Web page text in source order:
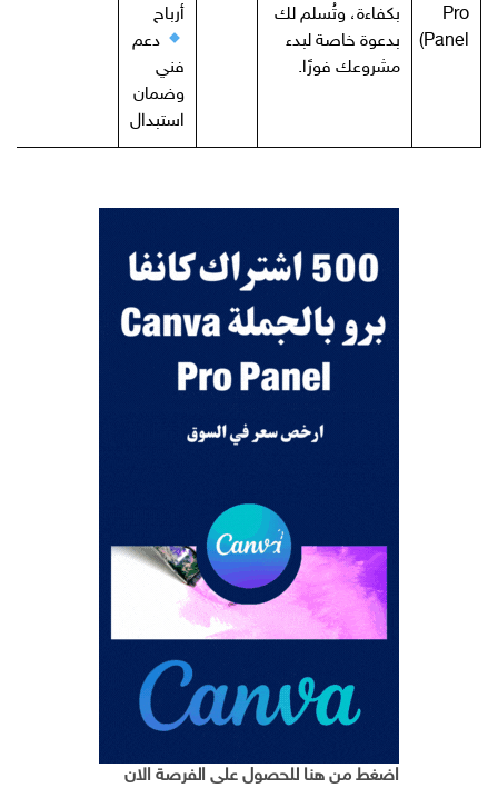
Pro
Panel)
بكفاءة، وتُسلم لك
بدعوة خاصة لبدء
مشروعك فورًا.
أرباح
دعم
فني
وضمان
استبدال
اضغط من هنا للحصول على الفرصة الان